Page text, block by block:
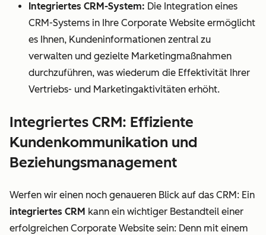
Integriertes CRM-System: Die Integration eines
CRM-Systems in Ihre Corporate Website ermöglicht
es Ihnen, Kundeninformationen zentral zu
verwalten und gezielte Marketingmaßnahmen
durchzuführen, was wiederum die Effektivität Ihrer
Vertriebs- und Marketingaktivitäten erhöht.
Integriertes CRM: Effiziente
Kundenkommunikation und
Beziehungsmanagement
Werfen wir einen noch genaueren Blick auf das CRM: Ein
integriertes CRM kann ein wichtiger Bestandteil einer
erfolgreichen Corporate Website sein: Denn mit einem